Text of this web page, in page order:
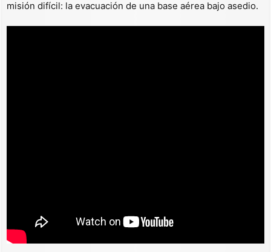
misión difícil: la evacuación de una base aérea bajo asedio.